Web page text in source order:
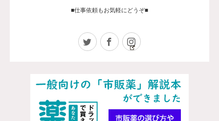
■仕事依頼もお気軽にどうぞ■
Twitter Facebook